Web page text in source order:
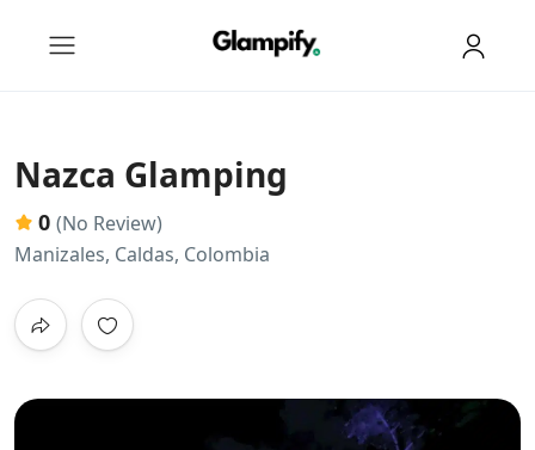
Nazca Glamping
0 (No Review)
Manizales, Caldas, Colombia